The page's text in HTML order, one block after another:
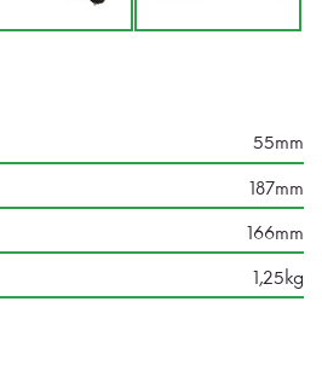
55mm
187mm
166mm
1,25kg